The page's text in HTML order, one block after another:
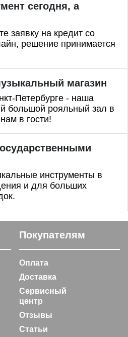
сегодня, а
заявку на кредит со
решение принимается
магазин
Петербурге - наша
большой рояльный зал в
в гости!
инструменты в
и для больших
Покупателям
Оплата
Доставка
Сервисный
центр
Отзывы
Статьи